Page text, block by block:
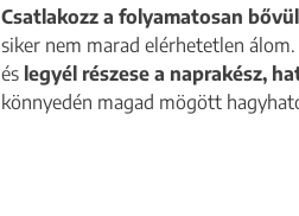
Csatlakozz a folyamatosan
siker nem marad elérhetetlen álom.
és legyél részese a naprakész,
könnyedén magad mögött